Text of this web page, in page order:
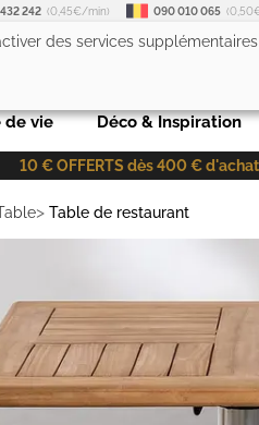
242 (0,45€/min) 090 010 065
de vie Déco & Inspiration
10 € OFFERTS dès 400 €
> Table de restaurant
des services